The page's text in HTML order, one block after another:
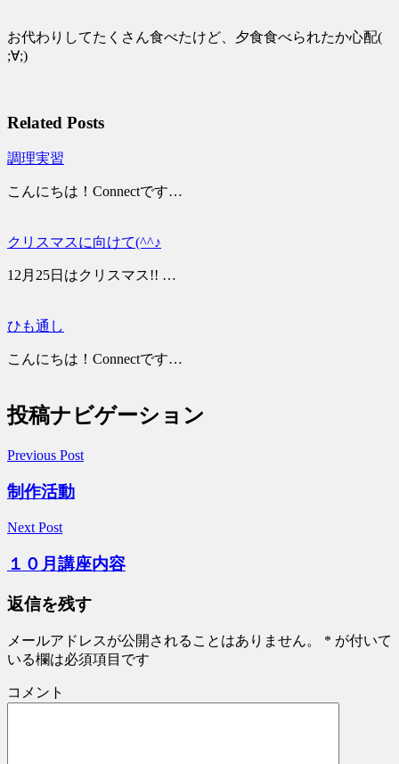
お代わりしてたくさん食べたけど、夕食食べられたか心配(
;∀;)
Related Posts
調理実習
こんにちは！Connectです…
クリスマスに向けて(^^♪
12月25日はクリスマス!! …
ひも通し
こんにちは！Connectです…
投稿ナビゲーション
Previous Post
制作活動
Next Post
１０月講座内容
返信を残す
メールアドレスが公開されることはありません。 * が付いて
いる欄は必須項目です
コメント